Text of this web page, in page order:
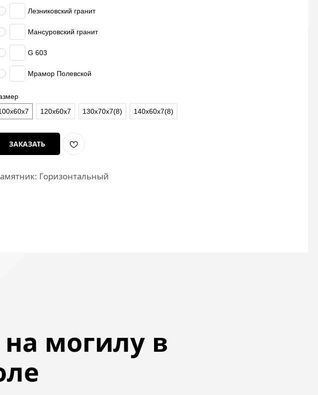
Лезниковский гранит
Мансуровский гранит
G 603
Мрамор Полевской
120х60х7 130х70х7(8) 140х60х7(8)
ЗАКАЗАТЬ
Горизонтальный
могилу в